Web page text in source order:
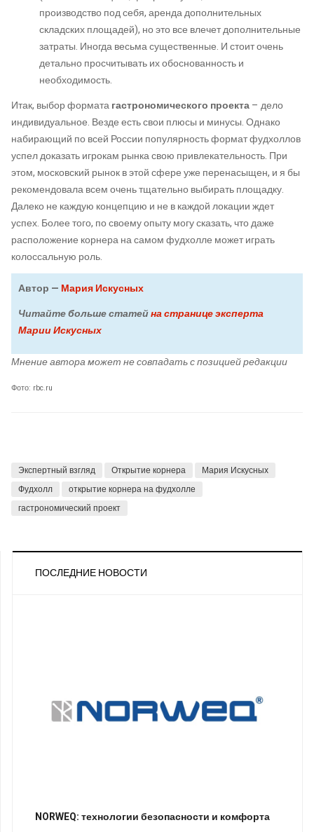
производство под себя, аренда дополнительных
складских площадей), но это все влечет дополнительные
затраты. Иногда весьма существенные. И стоит очень
детально просчитывать их обоснованность и
необходимость.
Итак, выбор форматагастрономического проекта– дело
индивидуальное. Везде есть свои плюсы и минусы. Однако
набирающий по всей России популярность формат фудхоллов
успел доказать игрокам рынка свою привлекательность. При
этом, московский рынок в этой сфере уже перенасыщен, и я бы
рекомендовала всем очень тщательно выбирать площадку.
Далеко не каждую концепцию и не в каждой локации ждет
успех. Более того, по своему опыту могу сказать, что даже
расположение корнера на самом фудхолле может играть
колоссальную роль.
Автор — Мария Искусных
Читайте больше статейна странице эксперта
Марии Искусных
Мнение автора может не совпадать с позицией редакции
Фото: rbc.ru
Экспертный взгляд Открытие корнера
Мария Искусных
Фудхолл
открытие корнера на фудхолле
гастрономический проект
ПОСЛЕДНИЕ НОВОСТИ
NORWEQ: технологии безопасности и комфорта